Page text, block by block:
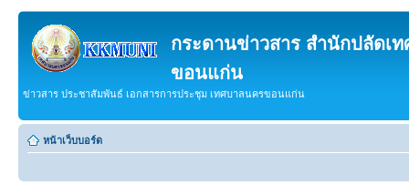
กระดานข่าวสาร สำนักปลัดเ
ขอนแก่น
ข่าวสาร ประชาสัมพันธ์ เอกสารการประชุม เทศบาลนครขอนแก่น
หน้าเว็บบอร์ด